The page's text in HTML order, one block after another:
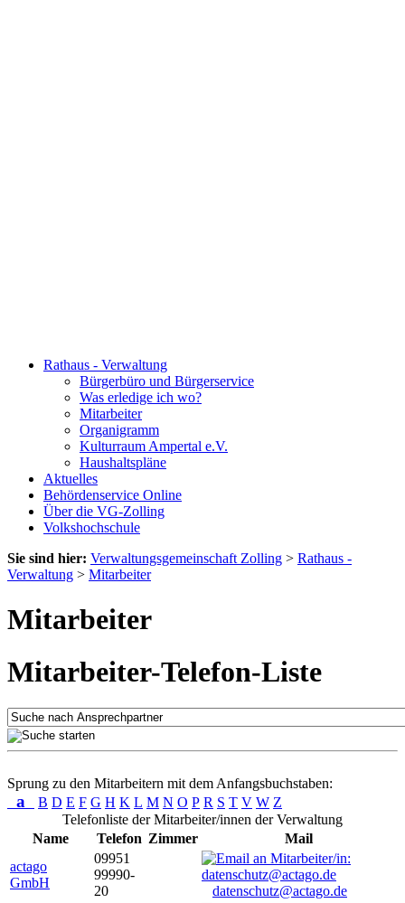
Rathaus - Verwaltung
Bürgerbüro und Bürgerservice
Was erledige ich wo?
Mitarbeiter
Organigramm
Kulturraum Ampertal e.V.
Haushaltspläne
Aktuelles
Behördenservice Online
Über die VG-Zolling
Volkshochschule
Sie sind hier: Verwaltungsgemeinschaft Zolling > Rathaus -
Verwaltung > Mitarbeiter
Mitarbeiter
Mitarbeiter-Telefon-Liste
Sprung zu den Mitarbeitern mit dem Anfangsbuchstaben:
a B D E F G H K L M N O P R S T V W Z
Telefonliste der Mitarbeiter/innen der Verwaltung
Name
Telefon Zimmer
Mail
actago
GmbH
09951
99990-
20
datenschutz@actago.de